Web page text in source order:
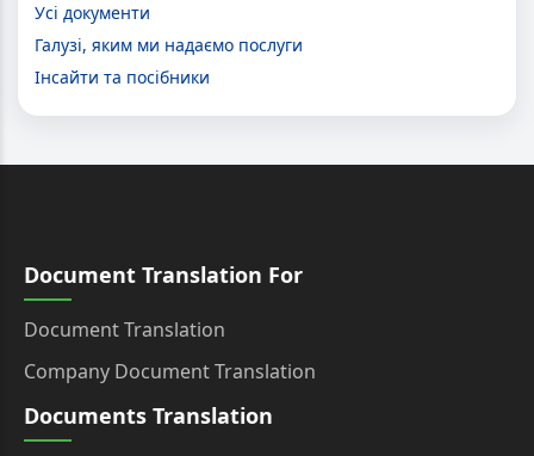
Усі документи
Галузі, яким ми надаємо послуги
Інсайти та посібники
Document Translation For
Document Translation
Company Document Translation
Documents Translation